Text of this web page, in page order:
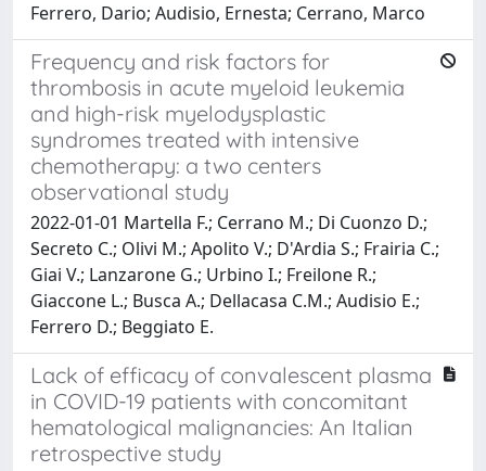
Ferrero, Dario; Audisio, Ernesta; Cerrano, Marco
Frequency and risk factors for
thrombosis in acute myeloid leukemia
and high-risk myelodysplastic
syndromes treated with intensive
chemotherapy: a two centers
observational study
2022-01-01 Martella F.; Cerrano M.; Di Cuonzo D.;
Secreto C.; Olivi M.; Apolito V.; D'Ardia S.; Frairia C.;
Giai V.; Lanzarone G.; Urbino I.; Freilone R.;
Giaccone L.; Busca A.; Dellacasa C.M.; Audisio E.;
Ferrero D.; Beggiato E.
Lack of efficacy of convalescent plasma
in COVID-19 patients with concomitant
hematological malignancies: An Italian
retrospective study